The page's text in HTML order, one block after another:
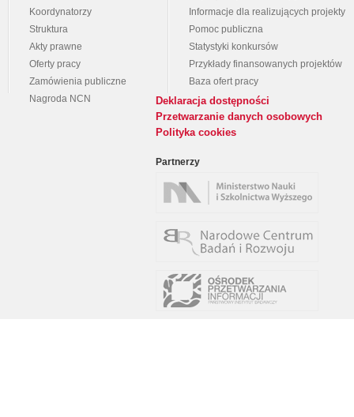
Koordynatorzy
Struktura
Akty prawne
Oferty pracy
Zamówienia publiczne
Nagroda NCN
Informacje dla realizujących projekty
Pomoc publiczna
Statystyki konkursów
Przykłady finansowanych projektów
Baza ofert pracy
Deklaracja dostępności
Przetwarzanie danych osobowych
Polityka cookies
Partnerzy